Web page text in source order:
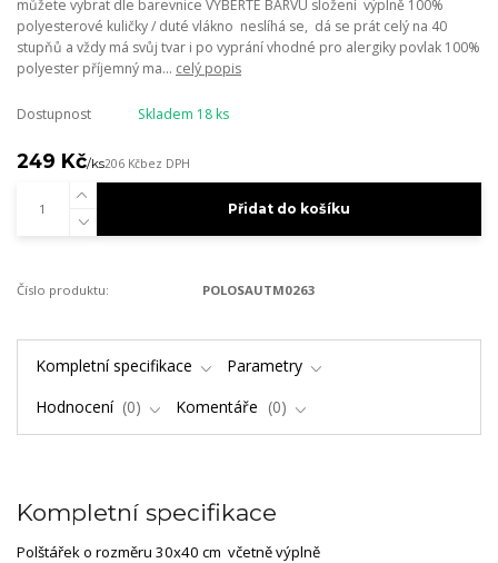
můžete vybrat dle barevnice VYBERTE BARVU složení výplně 100%
polyesterové kuličky / duté vlákno neslíhá se, dá se prát celý na 40
stupňů a vždy má svůj tvar i po vyprání vhodné pro alergiky povlak 100%
polyester příjemný ma... celý popis
Dostupnost Skladem 18 ks
249 Kč/ks206 Kčbez DPH
Přidat do košíku
Číslo produktu: POLOSAUTM0263
Kompletní specifikace
Parametry
Hodnocení
0 Komentáře 0
Kompletní specifikace
Polštářek o rozměru 30x40 cm včetně výplně